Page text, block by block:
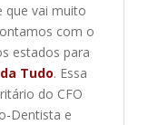
que vai muito
com o
estados para
Tudo. Essa
do CFO
Dentista e